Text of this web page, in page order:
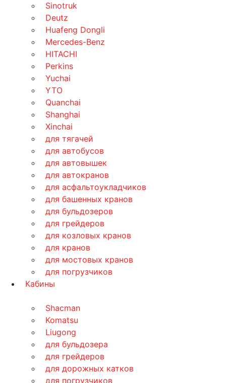
Sinotruk
Deutz
Huafeng Dongli
Mercedes-Benz
HITACHI
Perkins
Yuchai
YTO
Quanchai
Shanghai
Xinchai
для тягачей
для автобусов
для автовышек
для автокранов
для асфальтоукладчиков
для башенных кранов
для бульдозеров
для грейдеров
для козловых кранов
для кранов
для мостовых кранов
для погрузчиков
Кабины
Shacman
Komatsu
Liugong
для бульдозера
для грейдеров
для дорожных катков
для погрузчиков